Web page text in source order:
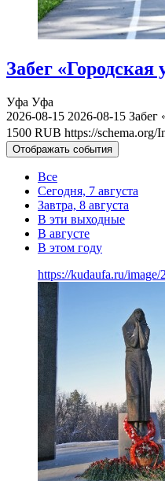
Забег
Уфа Уфа
2026-08-15 2026-08-15 Забег
1500 RUB https://schema.org/
Отображать события
Все
Сегодня, 7 августа
Завтра, 8 августа
В эти выходные
В августе
В этом году
https://kudaufa.ru/